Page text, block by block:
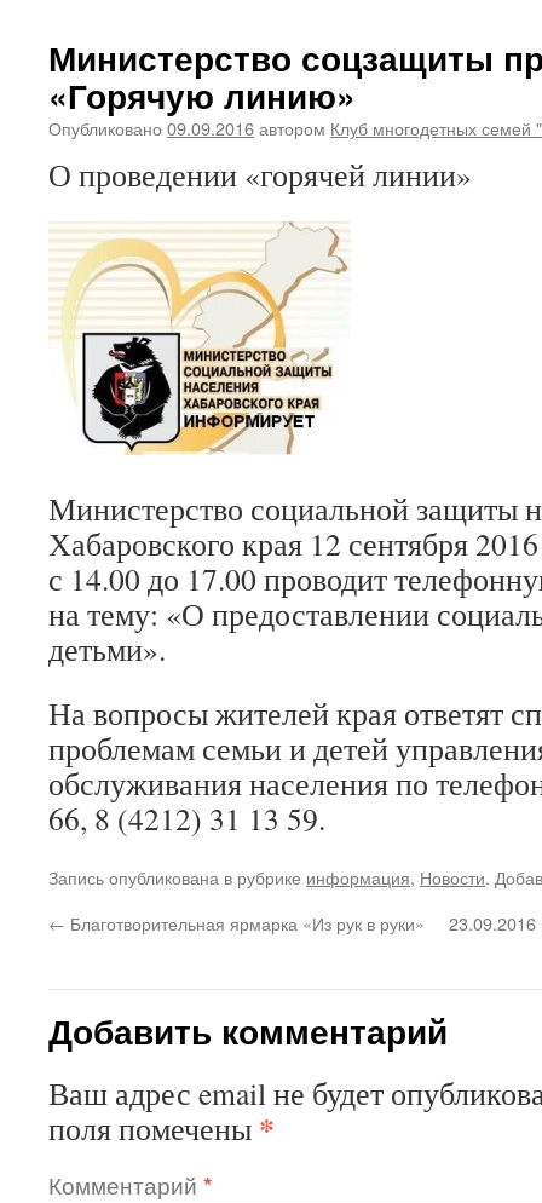
Министерство соцзащиты
«Горячую линию»
Опубликовано 09.09.2016автором Клуб многодетных
О проведении «горячей линии»
Министерство социальной защиты
Хабаровского края 12 сентября
с 14.00 до 17.00 проводит
на тему: «О предоставлении
детьми».
На вопросы жителей края ответят
проблемам семьи и детей
обслуживания населения по
66, 8 (4212) 31 13 59.
Запись опубликована в рубрике информация, Новости.
← Благотворительная ярмарка «Из рук в руки» 23.09.2016
Добавить комментарий
Ваш адрес email не будет
поля помечены *
Комментарий *